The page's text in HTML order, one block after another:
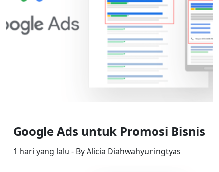
Google Ads untuk Promosi Bisnis
1 hari yang lalu - By Alicia Diahwahyuningtyas